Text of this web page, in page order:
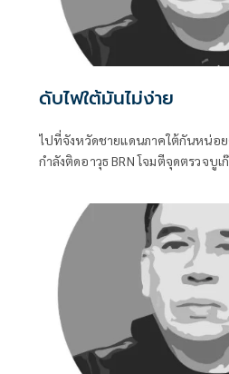
ดับไฟใต้มันไม่ง่าย
ไปที่จังหวัดชายแดนภาคใต้กันหน่อ
กำลังติดอาวุธ BRN โจมตีจุดตรวจบูเ
ไม่สู้ดีเลยครับ